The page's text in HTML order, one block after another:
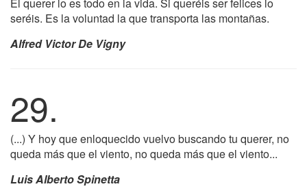
seréis. Es la voluntad la que transporta las montañas.
Alfred Victor De Vigny
29.
(...) Y hoy que enloquecido vuelvo buscando tu querer, no
queda más que el viento, no queda más que el viento...
Luis Alberto Spinetta